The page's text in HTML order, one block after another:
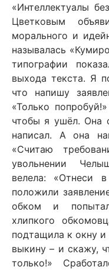
«Интеллектуалы
Цветковым
морального и
называлась
типографии
выхода текста. Я
что напишу
«Только
чтобы я ушёл. Она
написал. А она
«Считаю
увольнении
велела: «Отнеси
положили
обком и
хлипкого
подтащила к окну
выкину – и скажу,
только!»